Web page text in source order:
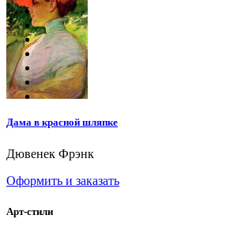
Дама в красной шляпке
Дювенек Фрэнк
Оформить и заказать
Арт-стили